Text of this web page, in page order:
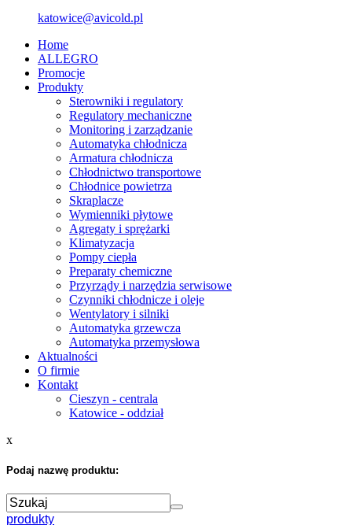
katowice@avicold.pl
Home
ALLEGRO
Promocje
Produkty
Sterowniki i regulatory
Regulatory mechaniczne
Monitoring i zarządzanie
Automatyka chłodnicza
Armatura chłodnicza
Chłodnictwo transportowe
Chłodnice powietrza
Skraplacze
Wymienniki płytowe
Agregaty i sprężarki
Klimatyzacja
Pompy ciepła
Preparaty chemiczne
Przyrządy i narzędzia serwisowe
Czynniki chłodnicze i oleje
Wentylatory i silniki
Automatyka grzewcza
Automatyka przemysłowa
Aktualności
O firmie
Kontakt
Cieszyn - centrala
Katowice - oddział
x
Podaj nazwę produktu:
produkty